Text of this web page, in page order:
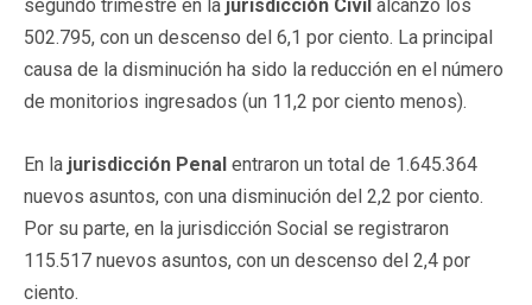
segundo trimestre en la jurisdicción Civil alcanzó los
502.795, con un descenso del 6,1 por ciento. La principal
causa de la disminución ha sido la reducción en el número
de monitorios ingresados (un 11,2 por ciento menos).
En la jurisdicción Penal entraron un total de 1.645.364
nuevos asuntos, con una disminución del 2,2 por ciento.
Por su parte, en la jurisdicción Social se registraron
115.517 nuevos asuntos, con un descenso del 2,4 por
ciento.